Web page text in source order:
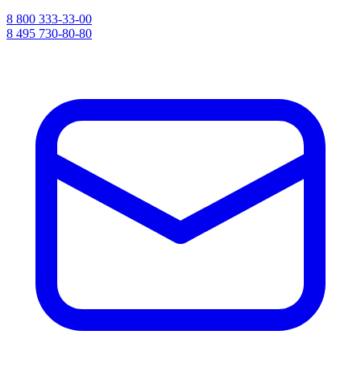
8 800 333-33-00
8 495 730-80-80